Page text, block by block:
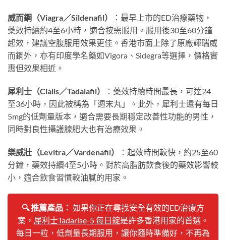
威而鋼（Viagra／Sildenafil）
：最早上市的ED治療藥物，
藥效持續約4至6小時，適合按需服用。服用後30至60分鐘
起效，建議空腹服用效果更佳。香港市面上除了原廠輝瑞威
而鋼外，亦有印度學名藥如Vigora、Sidegra等選擇，價格實
惠但效果相近。
犀利士（Cialis／Tadalafil）
：藥效持續時間最長，可達24
至36小時，因此被稱為「週末丸」。此外，犀利士還有每日
5mg的低劑量版本，適合需要長期穩定改善性功能的男性，
同時對良性攝護腺肥大也有治療效果。
樂威壯（Levitra／Vardenafil）
：起效時間較快，約25至60
分鐘，藥效持續4至5小時。對於高脂肪飲食後的藥效影響較
小，適合飲食習慣較油膩的用家。
🔍 推薦產品： 如果你正在尋找安全有效的ED治療方
案， 犀利士Tadarise-5 每日錠是許多香港用家的首選。
每日一粒，低劑量長期服用，讓你隨時準備好，不再為